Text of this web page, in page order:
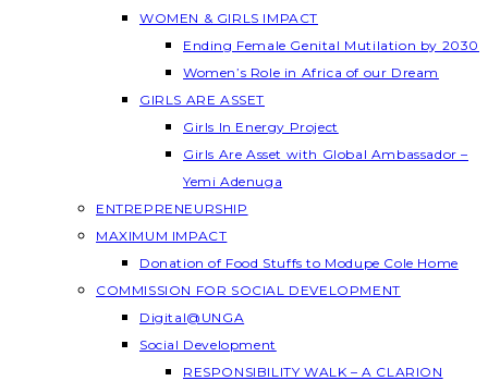
WOMEN & GIRLS IMPACT
Ending Female Genital Mutilation by 2030
Women’s Role in Africa of our Dream
GIRLS ARE ASSET
Girls In Energy Project
Girls Are Asset with Global Ambassador –
Yemi Adenuga
ENTREPRENEURSHIP
MAXIMUM IMPACT
Donation of Food Stuffs to Modupe Cole Home
COMMISSION FOR SOCIAL DEVELOPMENT
Digital@UNGA
Social Development
RESPONSIBILITY WALK – A CLARION